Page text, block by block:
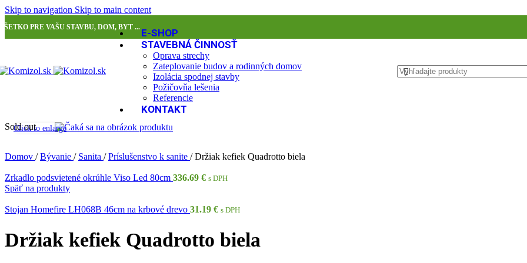
Skip to navigation Skip to main content
PRE VAŠU STAVBU, DOM, BYT ... E-SHOP
STAVEBNÁ ČINNOSŤ
Oprava strechy
Zateplovanie budov a rodinných domov
Izolácia spodnej stavby
Požičovňa lešenia
Referencie
KONTAKT
Sold out
Click to enlarge
Domov / Bývanie / Sanita / Príslušenstvo k sanite / Držiak kefiek Quadrotto biela
Zrkadlo podsvietené okrúhle Viso Led 80cm 336.69 € s DPH
Späť na produkty
Stojan Homefire LH068B 46cm na krbové drevo 31.19 € s DPH
Držiak kefiek Quadrotto biela